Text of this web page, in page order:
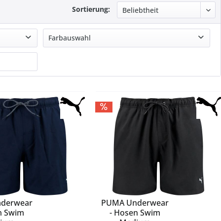
Sortierung:
Farbauswahl
blau
braun
broyal/white
bunt
cregrn/black/semspa
grau
grün
lucfuc/shared/pullim
Swim
PUMA Underwear
- Hosen Swim